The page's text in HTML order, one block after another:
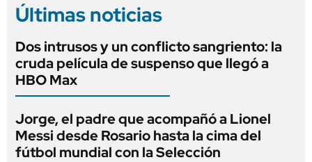
Últimas noticias
Dos intrusos y un conflicto sangriento: la
cruda película de suspenso que llegó a
HBO Max
Jorge, el padre que acompañó a Lionel
Messi desde Rosario hasta la cima del
fútbol mundial con la Selección